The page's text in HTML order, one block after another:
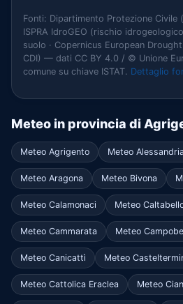
Fonti: Dipartimento Protezione Civile
ISPRA IdroGEO (rischio
suolo · Copernicus European
CDI) — dati CC BY 4.0 / © Unione
comune su chiave ISTAT. Dettaglio
Meteo in provincia di
Meteo Agrigento Meteo
Meteo Aragona Meteo Bivona
Meteo Calamonaci Meteo
Meteo Cammarata Meteo
Meteo Canicattì Meteo
Meteo Cattolica Eraclea Meteo